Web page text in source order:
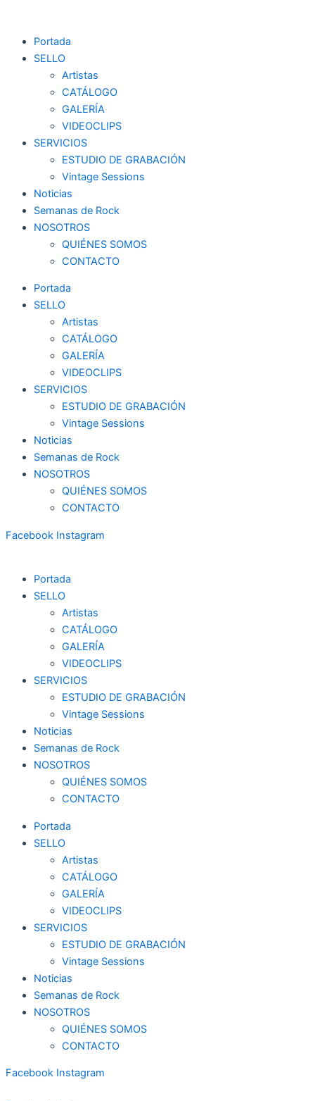
contenidoPortada
SELLO
Artistas
CATÁLOGO
GALERÍA
VIDEOCLIPS
SERVICIOS
ESTUDIO DE GRABACIÓN
Vintage Sessions
Noticias
Semanas de Rock
NOSOTROS
QUIÉNES SOMOS
CONTACTO
Portada
SELLO
Artistas
CATÁLOGO
GALERÍA
VIDEOCLIPS
SERVICIOS
ESTUDIO DE GRABACIÓN
Vintage Sessions
Noticias
Semanas de Rock
NOSOTROS
QUIÉNES SOMOS
CONTACTO
Facebook Instagram
Portada
SELLO
Artistas
CATÁLOGO
GALERÍA
VIDEOCLIPS
SERVICIOS
ESTUDIO DE GRABACIÓN
Vintage Sessions
Noticias
Semanas de Rock
NOSOTROS
QUIÉNES SOMOS
CONTACTO
Portada
SELLO
Artistas
CATÁLOGO
GALERÍA
VIDEOCLIPS
SERVICIOS
ESTUDIO DE GRABACIÓN
Vintage Sessions
Noticias
Semanas de Rock
NOSOTROS
QUIÉNES SOMOS
CONTACTO
Facebook Instagram